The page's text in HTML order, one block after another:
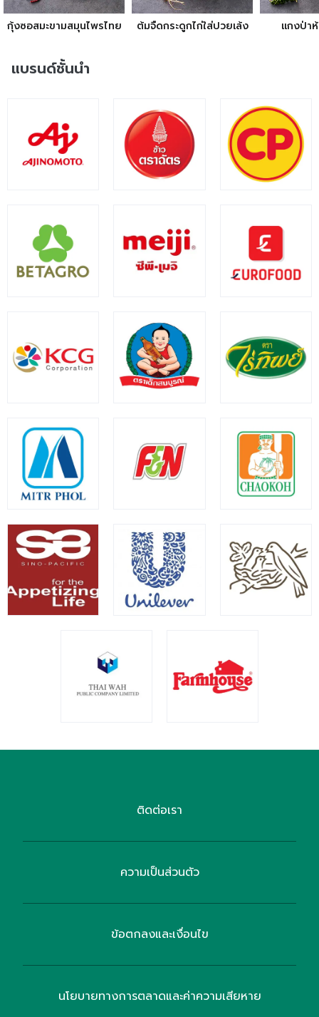
กุ้งซอสมะขามสมุนไพรไทย ต้มจืดกระดูกไก่ใส่ปวยเล้ง แกงป่า
แบรนด์ชั้นนำ
ติดต่อเรา
ความเป็นส่วนตัว
ข้อตกลงและเงื่อนไข
นโยบายทางการตลาดและค่าความเสียหาย